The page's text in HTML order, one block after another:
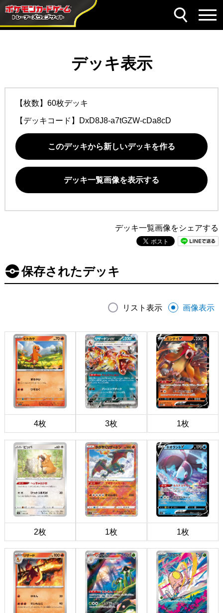
デッキ表示
【枚数】60枚デッキ
【デッキコード】 DxD8J8-a7tGZW-cDa8cD
このデッキから新しいデッキを作る
デッキ一覧画像を表示する
デッキ一覧画像をシェアする
保存されたデッキ
リスト表示 画像表示
4枚 3枚 1枚
2枚 1枚 1枚